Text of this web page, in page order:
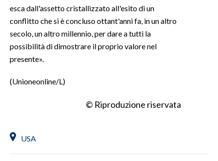
esca dall'assetto cristallizzato all'esito di un
conflitto che si è concluso ottant'anni fa, in un altro
secolo, un altro millennio, per dare a tutti la
possibilità di dimostrare il proprio valore nel
presente».
(Unioneonline/L)
© Riproduzione riservata
USA